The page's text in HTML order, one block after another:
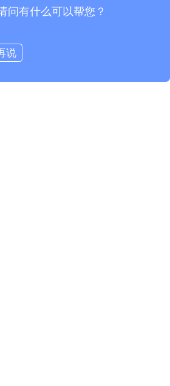
15358868788
凤鸣公众号
问有什么可以帮您？
说